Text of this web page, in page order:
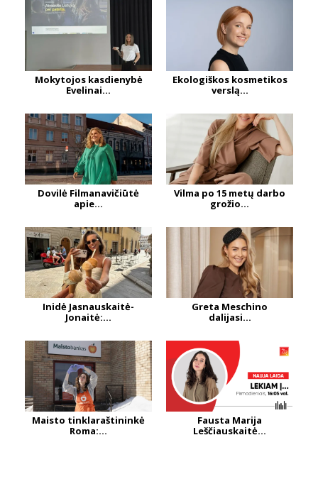
Mokytojos kasdienybė
Evelinai...
Ekologiškos kosmetikos
verslą...
Dovilė Filmanavičiūtė
apie...
Vilma po 15 metų darbo
grožio...
Inidė Jasnauskaitė-
Jonaitė:...
Greta Meschino
dalijasi...
Maisto tinklaraštininkė
Roma:...
Fausta Marija
Leščiauskaitė...